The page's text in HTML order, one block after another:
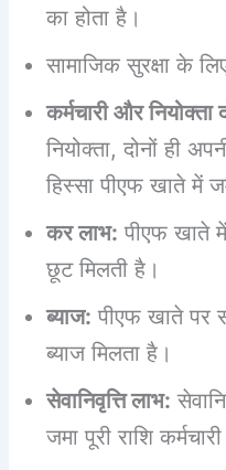
का होता है।
सामाजिक सुरक्षा के
कर्मचारी और नियोक्ता
नियोक्ता, दोनों ही
हिस्सा पीएफ खाते में
कर लाभ: पीएफ खाते
छूट मिलती है।
ब्याज: पीएफ खाते पर
ब्याज मिलता है।
सेवानिवृत्ति लाभ:
जमा पूरी राशि